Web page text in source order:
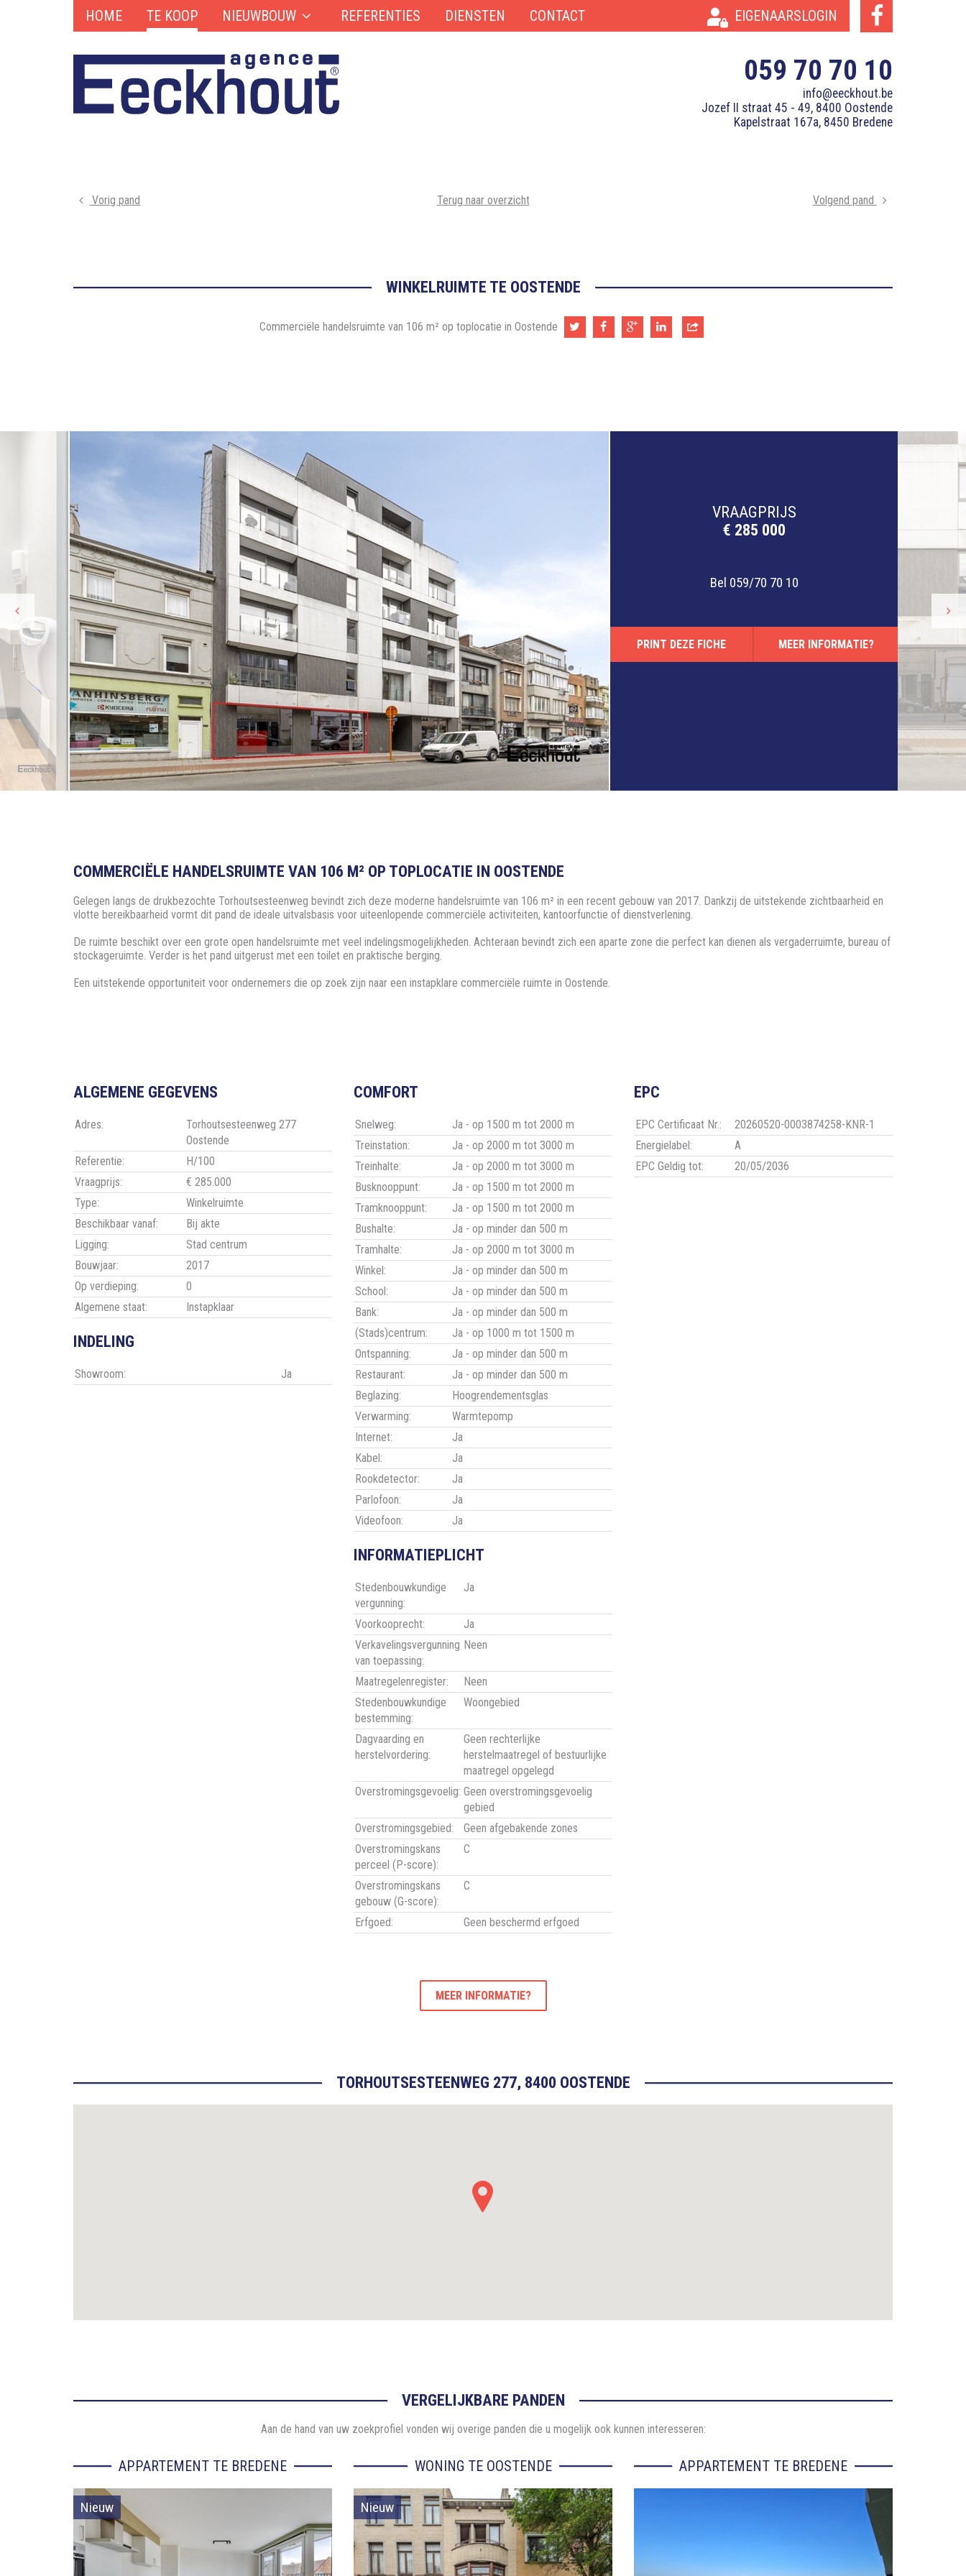
HOME TE KOOP NIEUWBOUW REFERENTIES DIENSTEN CONTACT EIGENAARSLOGIN
059 70 70 10
info@eeckhout.be
Jozef II straat 45 - 49, 8400 Oostende
Kapelstraat 167a, 8450 Bredene
Vorig pand Terug naar overzicht Volgend pand
WINKELRUIMTE TE OOSTENDE
Commerciële handelsruimte van 106 m² op toplocatie in Oostende
VRAAGPRIJS
€ 285 000
Bel 059/70 70 10
PRINT DEZE FICHE MEER INFORMATIE?
COMMERCIËLE HANDELSRUIMTE VAN 106 M² OP TOPLOCATIE IN OOSTENDE
Gelegen langs de drukbezochte Torhoutsesteenweg bevindt zich deze moderne handelsruimte van 106 m² in een recent gebouw van 2017. Dankzij de uitstekende zichtbaarheid en
vlotte bereikbaarheid vormt dit pand de ideale uitvalsbasis voor uiteenlopende commerciële activiteiten, kantoorfunctie of dienstverlening.
De ruimte beschikt over een grote open handelsruimte met veel indelingsmogelijkheden. Achteraan bevindt zich een aparte zone die perfect kan dienen als vergaderruimte, bureau of
stockageruimte. Verder is het pand uitgerust met een toilet en praktische berging.
Een uitstekende opportuniteit voor ondernemers die op zoek zijn naar een instapklare commerciële ruimte in Oostende.
ALGEMENE GEGEVENS
Adres:
Torhoutsesteenweg 277
Oostende
Referentie:
H/100
Vraagprijs:
€ 285.000
Type:
Winkelruimte
Beschikbaar vanaf:
Bij akte
Ligging:
Stad centrum
Bouwjaar:
2017
Op verdieping:
0
Algemene staat:
Instapklaar
INDELING
Showroom: Ja
COMFORT
Snelweg:
Ja - op 1500 m tot 2000 m
Treinstation:
Ja - op 2000 m tot 3000 m
Treinhalte:
Ja - op 2000 m tot 3000 m
Busknooppunt:
Ja - op 1500 m tot 2000 m
Tramknooppunt:
Ja - op 1500 m tot 2000 m
Bushalte:
Ja - op minder dan 500 m
Tramhalte:
Ja - op 2000 m tot 3000 m
Winkel:
Ja - op minder dan 500 m
School:
Ja - op minder dan 500 m
Bank:
Ja - op minder dan 500 m
(Stads)centrum:
Ja - op 1000 m tot 1500 m
Ontspanning:
Ja - op minder dan 500 m
Restaurant:
Ja - op minder dan 500 m
Beglazing:
Hoogrendementsglas
Verwarming:
Warmtepomp
Internet:
Ja
Kabel:
Ja
Rookdetector:
Ja
Parlofoon:
Ja
Videofoon:
Ja
INFORMATIEPLICHT
Stedenbouwkundige
vergunning:
Ja
Voorkooprecht:
Ja
Verkavelingsvergunning
van toepassing:
Neen
Maatregelenregister:
Neen
Stedenbouwkundige
bestemming:
Woongebied
Dagvaarding en
herstelvordering:
Geen rechterlijke
herstelmaatregel of bestuurlijke
maatregel opgelegd
Overstromingsgevoelig: Geen overstromingsgevoelig
gebied
Overstromingsgebied:
Geen afgebakende zones
Overstromingskans
perceel (P-score):
C
Overstromingskans
gebouw (G-score):
C
Erfgoed: Geen beschermd erfgoed
EPC
EPC Certificaat Nr.:
20260520-0003874258-KNR-1
Energielabel:
A
EPC Geldig tot:
20/05/2036
MEER INFORMATIE?
TORHOUTSESTEENWEG 277, 8400 OOSTENDE
VERGELIJKBARE PANDEN
Aan de hand van uw zoekprofiel vonden wij overige panden die u mogelijk ook kunnen interesseren:
APPARTEMENT TE BREDENE
Nieuw
WONING TE OOSTENDE
Nieuw
APPARTEMENT TE BREDENE